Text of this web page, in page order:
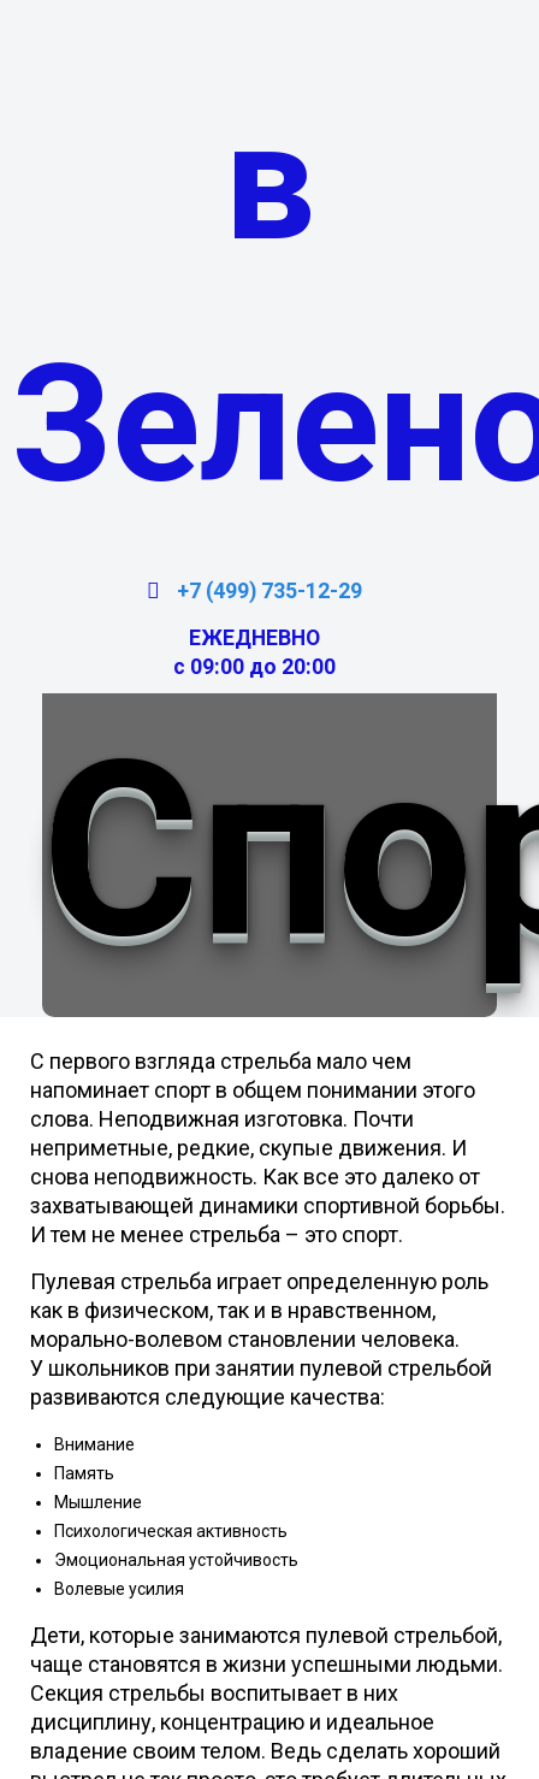
в
+7 (499) 735-12-29
ЕЖЕДНЕВНО
с 09:00 до 20:00
С первого взгляда стрельба мало чем
напоминает спорт в общем понимании этого
слова. Неподвижная изготовка. Почти
неприметные, редкие, скупые движения. И
снова неподвижность. Как все это далеко от
захватывающей динамики спортивной борьбы.
И тем не менее стрельба – это спорт.
Пулевая стрельба играет определенную роль
как в физическом, так и в нравственном,
морально-волевом становлении человека.
У школьников при занятии пулевой стрельбой
развиваются следующие качества:
Внимание
Память
Мышление
Психологическая активность
Эмоциональная устойчивость
Волевые усилия
Дети, которые занимаются пулевой стрельбой,
чаще становятся в жизни успешными людьми.
Секция стрельбы воспитывает в них
дисциплину, концентрацию и идеальное
владение своим телом. Ведь сделать хороший